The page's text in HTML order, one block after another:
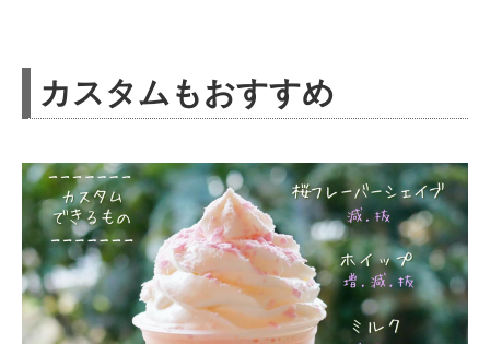
カスタムもおすすめ